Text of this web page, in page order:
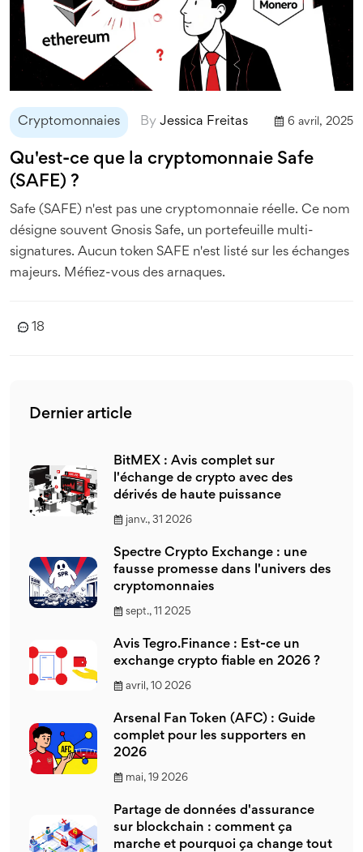
Cryptomonnaies By Jessica Freitas 6 avril, 2025
Qu'est-ce que la cryptomonnaie Safe
(SAFE) ?
Safe (SAFE) n'est pas une cryptomonnaie réelle. Ce nom
désigne souvent Gnosis Safe, un portefeuille multi-
signatures. Aucun token SAFE n'est listé sur les échanges
majeurs. Méfiez-vous des arnaques.
18
Dernier article
BitMEX : Avis complet sur
l'échange de crypto avec des
dérivés de haute puissance
janv., 31 2026
Spectre Crypto Exchange : une
fausse promesse dans l'univers des
cryptomonnaies
sept., 11 2025
Avis Tegro.Finance : Est-ce un
exchange crypto fiable en 2026 ?
avril, 10 2026
Arsenal Fan Token (AFC) : Guide
complet pour les supporters en
2026
mai, 19 2026
Partage de données d'assurance
sur blockchain : comment ça
marche et pourquoi ça change tout